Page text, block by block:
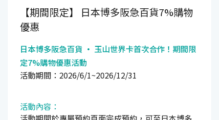
【期間限定】
日本博多阪急百貨7%購物
優惠
日本博多阪急百貨 · 玉山世界卡首次合作！期間限
定7%購物優惠活動
活動期間：2026/6/1~2026/12/31
活動內容：